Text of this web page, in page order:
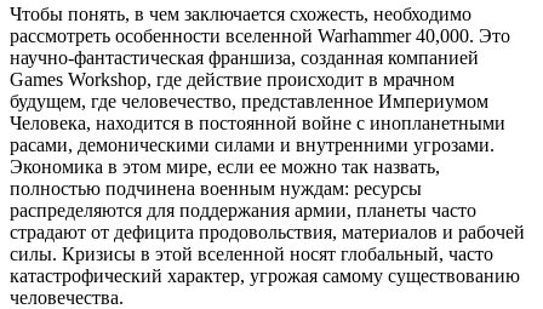
Чтобы понять, в чем заключается схожесть, необходимо
рассмотреть особенности вселенной Warhammer 40,000. Это
научно-фантастическая франшиза, созданная компанией
Games Workshop, где действие происходит в мрачном
будущем, где человечество, представленное Империумом
Человека, находится в постоянной войне с инопланетными
расами, демоническими силами и внутренними угрозами.
Экономика в этом мире, если ее можно так назвать,
полностью подчинена военным нуждам: ресурсы
распределяются для поддержания армии, планеты часто
страдают от дефицита продовольствия, материалов и рабочей
силы. Кризисы в этой вселенной носят глобальный, часто
катастрофический характер, угрожая самому существованию
человечества.